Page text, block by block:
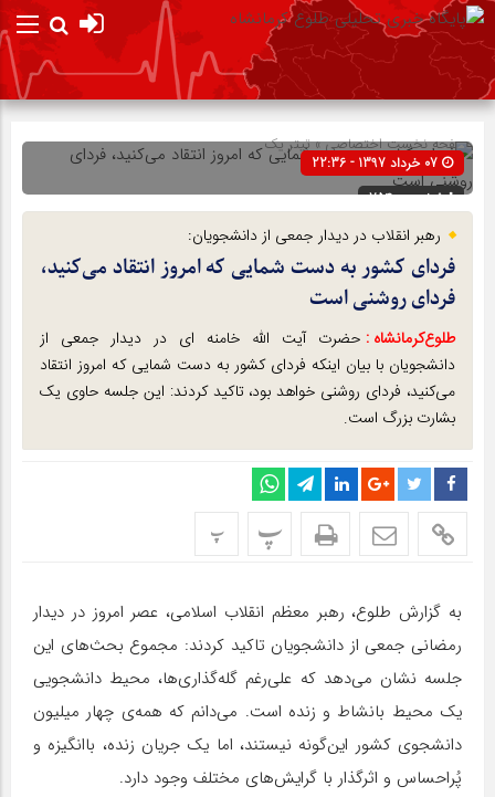
صفحه نخستاختصاصی»تیتر یک
شناسه : 7540
رهبر انقلاب در دیدار جمعی از دانشجویان:
فردای کشور به دست شمایی که امروز انتقاد می‌کنید،
فردای روشنی است
طلوع‌‌کرمانشاه : حضرت آیت الله خامنه ای در دیدار جمعی از
دانشجویان با بیان اینکه فردای کشور به دست شمایی که امروز انتقاد
می‌کنید، فردای روشنی خواهد بود، تاکید کردند: این جلسه حاوی یک
بشارت بزرگ است.
پ پ
به گزارش طلوع، رهبر معظم انقلاب اسلامی، عصر امروز در دیدار
رمضانی جمعی از دانشجویان تاکید کردند: مجموع بحث‌های این
جلسه نشان می‌دهد که علی‌رغم گله‌گذاری‌ها، محیط دانشجویی
یک محیط بانشاط و زنده است. می‌دانم که همه‌ی چهار میلیون
دانشجوی کشور این‌گونه نیستند، اما یک جریان زنده، باانگیزه و
پُراحساس و اثرگذار با گرایش‌های مختلف وجود دارد.